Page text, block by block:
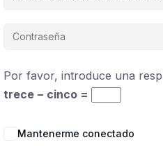
Por favor, introduce una
trece − cinco =
Mantenerme conectado